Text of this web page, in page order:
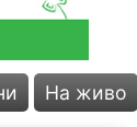
На живо